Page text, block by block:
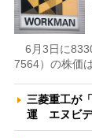
6月3日に
7564）の株価
三菱重工が
運 エヌビ